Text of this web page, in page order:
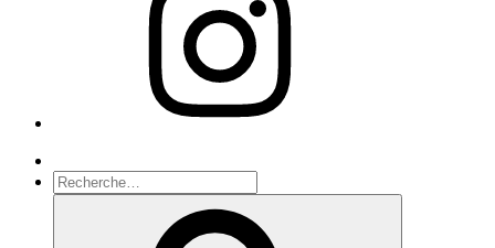
Recherche
pour